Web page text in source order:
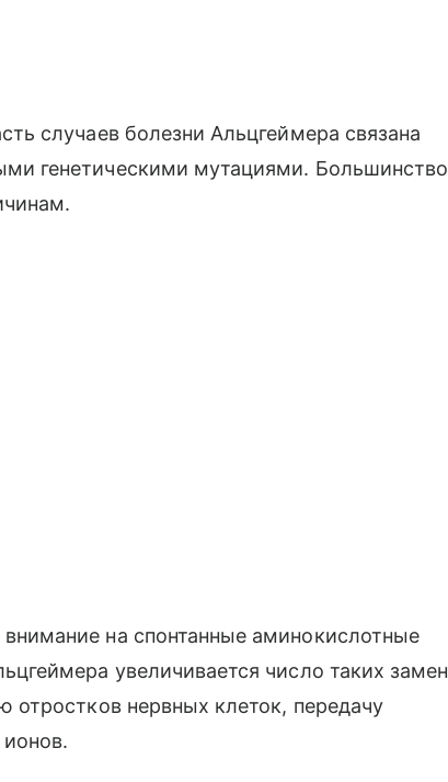
случаев болезни Альцгеймера связана
генетическими мутациями. Большинство
на спонтанные аминокислотные
увеличивается число таких замен
отростков нервных клеток, передачу